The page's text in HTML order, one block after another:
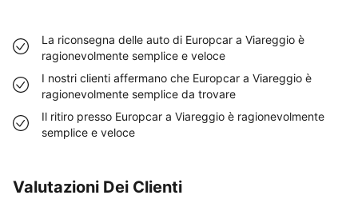
La riconsegna delle auto di Europcar a Viareggio è
ragionevolmente semplice e veloce
I nostri clienti affermano che Europcar a Viareggio è
ragionevolmente semplice da trovare
Il ritiro presso Europcar a Viareggio è ragionevolmente
semplice e veloce
Valutazioni Dei Clienti